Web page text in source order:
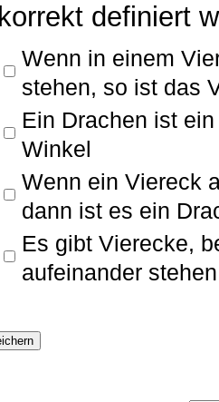
korrekt definiert
Wenn in einem
stehen, so ist das
Ein Drachen ist
Winkel
Wenn ein Viereck
dann ist es ein
Es gibt Vierecke,
aufeinander